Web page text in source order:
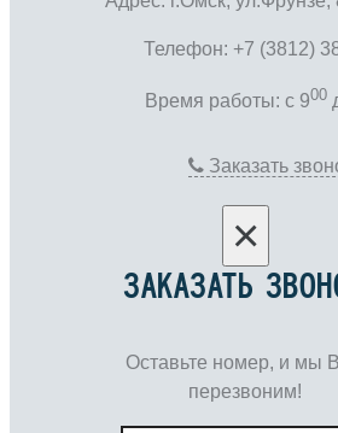
Телефон: +7 (3812)
Время работы: c 900
Заказать
×
ЗАКАЗАТЬ
Оставьте номер, и мы
перезвоним!